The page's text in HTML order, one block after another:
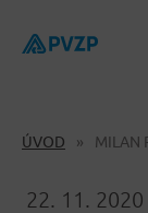
ÚVOD MILAN
22. 11. 2020